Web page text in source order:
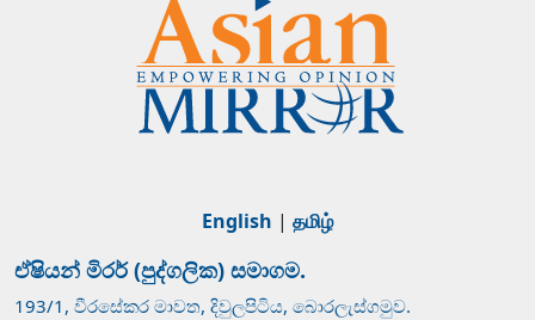
English | தமிழ்
ඒෂියන් මිරර් (පුද්ගලික) සමාගම.
193/1, වීරසේකර මාවත, දිවුලපිටිය, බොරලැස්ගමුව.